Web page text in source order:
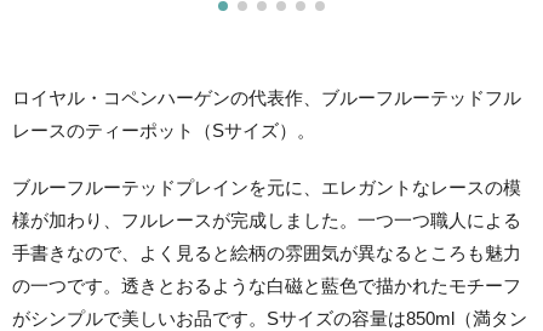
ロイヤル・コペンハーゲンの代表作、ブルーフルーテッドフル
レースのティーポット（Sサイズ）。
ブルーフルーテッドプレインを元に、エレガントなレースの模
様が加わり、フルレースが完成しました。一つ一つ職人による
手書きなので、よく見ると絵柄の雰囲気が異なるところも魅力
の一つです。透きとおるような白磁と藍色で描かれたモチーフ
がシンプルで美しいお品です。Sサイズの容量は850ml（満タン